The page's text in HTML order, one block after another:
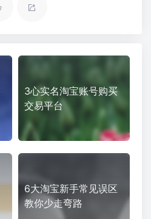
3心实名淘宝账号购买
交易平台
6大淘宝新手常见误区
教你少走弯路